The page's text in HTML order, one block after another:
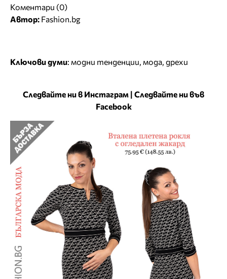
Коментари (0)
Автор: Fashion.bg
Ключови думи: модни тенденции мода дрехи
Следвайте ни в Инстаграм | Следвайте ни във
Facebook